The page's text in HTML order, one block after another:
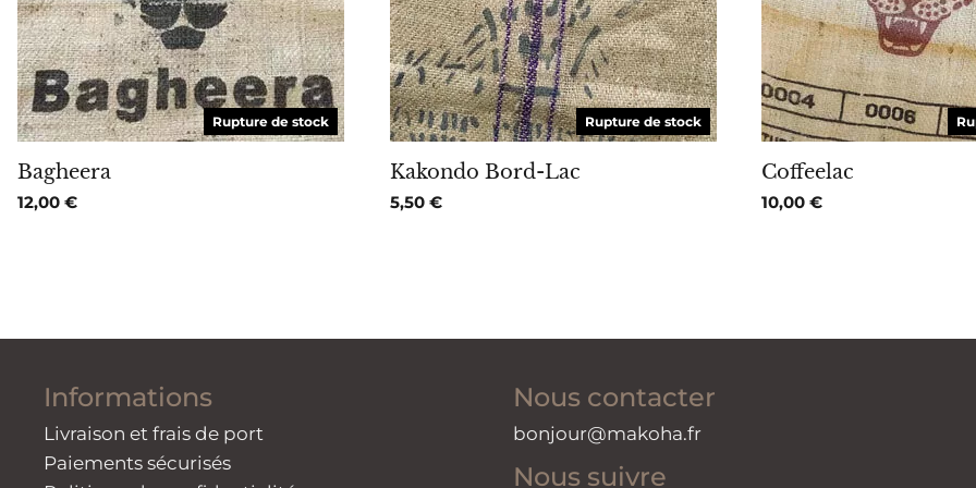
Rupture de stock
Bagheera
12,00 €
Rupture de stock
Kakondo Bord-Lac
5,50 €
Coffeelac
10,00€
Informations
Livraison et frais de port
Paiements sécurisés
Nous contacter
bonjour@makoha.fr
Nous suivre